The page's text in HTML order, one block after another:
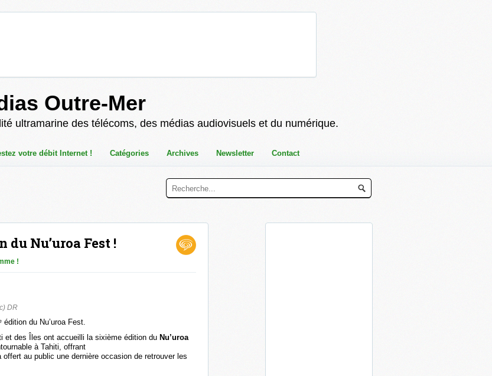
Outre-Mer
ultramarine des télécoms, des médias audiovisuels et du numérique.
votre débit Internet ! Catégories Archives Newsletter Contact
Nu’uroa Fest !
!
DR
du Nu’uroa Fest.
et des Îles ont accueilli la sixième édition du Nu’uroa
à Tahiti, offrant
au public une dernière occasion de retrouver les